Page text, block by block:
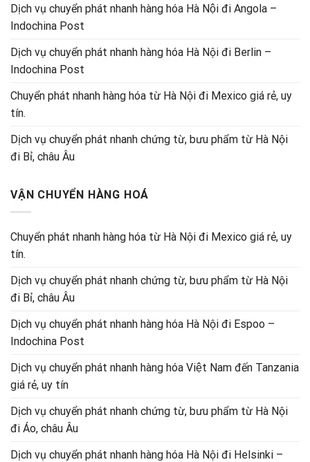
Dịch vụ chuyển phát nhanh hàng hóa Hà Nội đi Angola –
Indochina Post
Dịch vụ chuyển phát nhanh hàng hóa Hà Nội đi Berlin –
Indochina Post
Chuyển phát nhanh hàng hóa từ Hà Nội đi Mexico giá rẻ, uy
tín.
Dịch vụ chuyển phát nhanh chứng từ, bưu phẩm từ Hà Nội
đi Bỉ, châu Âu
VẬN CHUYỂN HÀNG HOÁ
Chuyển phát nhanh hàng hóa từ Hà Nội đi Mexico giá rẻ, uy
tín.
Dịch vụ chuyển phát nhanh chứng từ, bưu phẩm từ Hà Nội
đi Bỉ, châu Âu
Dịch vụ chuyển phát nhanh hàng hóa Hà Nội đi Espoo –
Indochina Post
Dịch vụ chuyển phát nhanh hàng hóa Việt Nam đến Tanzania
giá rẻ, uy tín
Dịch vụ chuyển phát nhanh chứng từ, bưu phẩm từ Hà Nội
đi Áo, châu Âu
Dịch vụ chuyển phát nhanh hàng hóa Hà Nội đi Helsinki –